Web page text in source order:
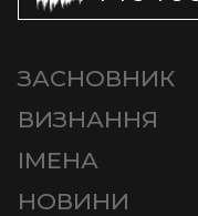
ЗАСНОВНИК
ВИЗНАННЯ
ІМЕНА
НОВИНИ